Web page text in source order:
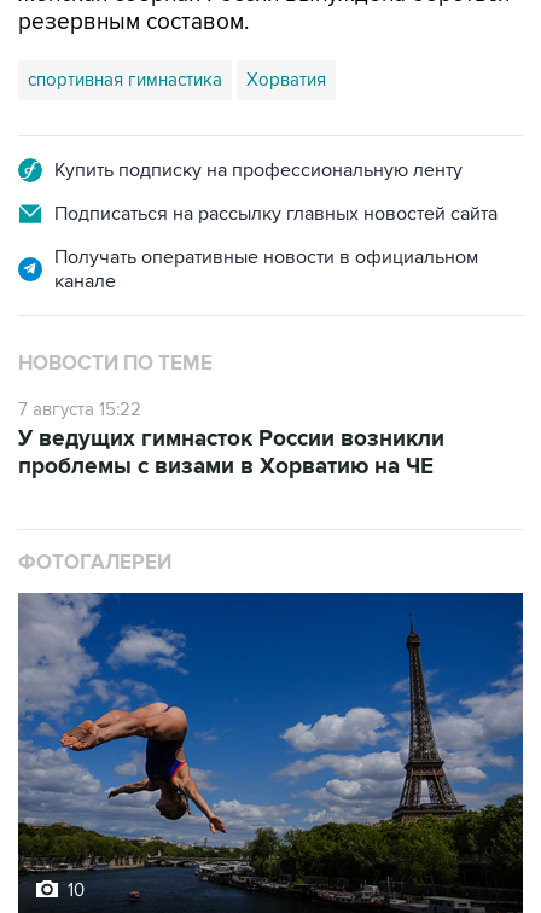
резервным составом.
спортивная гимнастика Хорватия
Купить подписку на профессиональную ленту
Подписаться на рассылку главных новостей сайта
Получать оперативные новости в официальном
канале
НОВОСТИ ПО ТЕМЕ
7 августа 15:22
У ведущих гимнасток России возникли
проблемы с визами в Хорватию на ЧЕ
ФОТОГАЛЕРЕИ
10